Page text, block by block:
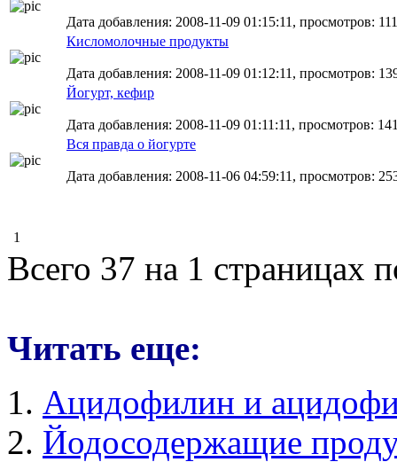
Дата добавления: 2008-11-09 01:15:11, просмотров: 111
Кисломолочные продукты
Дата добавления: 2008-11-09 01:12:11, просмотров:
Йогурт, кефир
Дата добавления: 2008-11-09 01:11:11, просмотров:
Вся правда о йогурте
Дата добавления: 2008-11-06 04:59:11, просмотров:
1
Всего 37 на 1 страницах
Читать еще:
Ацидофилин и
Йодосодержащие